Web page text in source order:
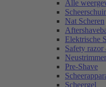
Alle
Nat Scheren
Elektrische
Safety razor
Pre-Shave
Scheergel